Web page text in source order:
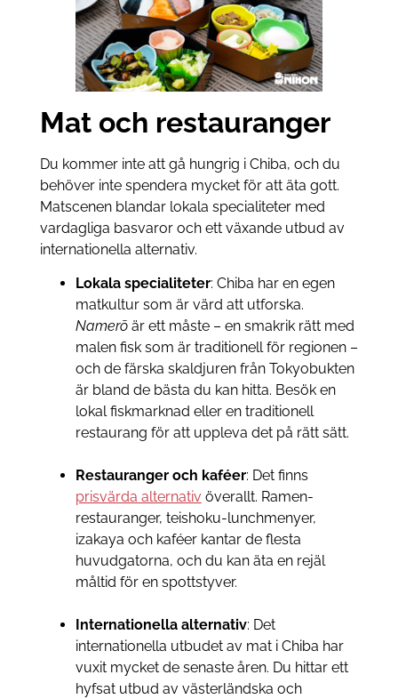
Mat och restauranger
Du kommer inte att gå hungrig i Chiba, och du
behöver inte spendera mycket för att äta gott.
Matscenen blandar lokala specialiteter med
vardagliga basvaror och ett växande utbud av
internationella alternativ.
Lokala specialiteter: Chiba har en egen
matkultur som är värd att utforska.
Namerō är ett måste – en smakrik rätt med
malen fisk som är traditionell för regionen –
och de färska skaldjuren från Tokyobukten
är bland de bästa du kan hitta. Besök en
lokal fiskmarknad eller en traditionell
restaurang för att uppleva det på rätt sätt.
Restauranger och kaféer: Det finns
prisvärda alternativ överallt. Ramen-
restauranger, teishoku-lunchmenyer,
izakaya och kaféer kantar de flesta
huvudgatorna, och du kan äta en rejäl
måltid för en spottstyver.
Internationella alternativ: Det
internationella utbudet av mat i Chiba har
vuxit mycket de senaste åren. Du hittar ett
hyfsat utbud av västerländska och